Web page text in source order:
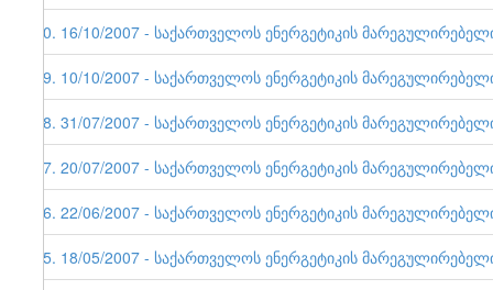
20. 16/10/2007 - საქართველოს ენერგეტიკის
19. 10/10/2007 - საქართველოს ენერგეტიკის
18. 31/07/2007 - საქართველოს ენერგეტიკის
17. 20/07/2007 - საქართველოს ენერგეტიკის
16. 22/06/2007 - საქართველოს ენერგეტიკის
15. 18/05/2007 - საქართველოს ენერგეტიკის